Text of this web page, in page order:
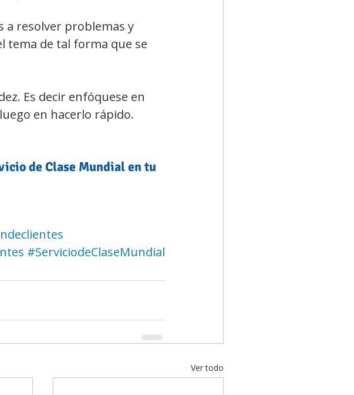
a resolver problemas y
tema de tal forma que se
Es decir enfóquese en
en hacerlo rápido.
de Clase Mundial en tu
#ServiciodeClaseMundial
Ver todo